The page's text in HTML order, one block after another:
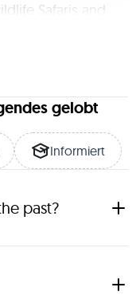
Safaris and
with
:)
gelobt
Informiert
past?
and Cultural